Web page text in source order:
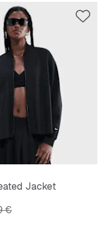
Jacket
€